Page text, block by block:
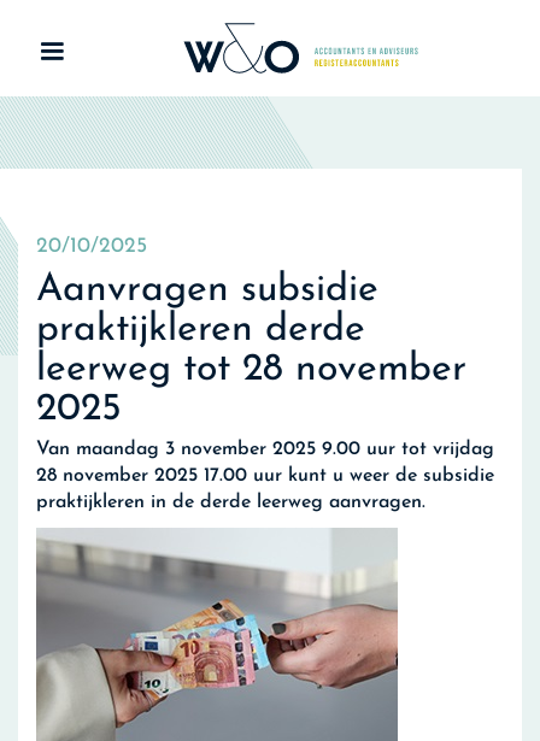
20/10/2025
Aanvragen subsidie
praktijkleren derde
leerweg tot 28 november
2025
Van maandag 3 november 2025 9.00 uur tot vrijdag
28 november 2025 17.00 uur kunt u weer de subsidie
praktijkleren in de derde leerweg aanvragen.